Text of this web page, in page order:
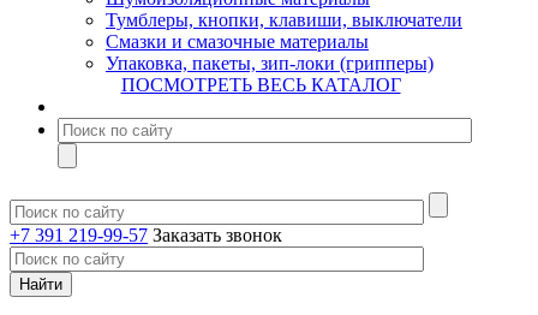
Тумблеры, кнопки, клавиши, выключатели
Смазки и смазочные материалы
Упаковка, пакеты, зип-локи (грипперы)
ПОСМОТРЕТЬ ВЕСЬ КАТАЛОГ
+7 391 219-99-57 Заказать звонок